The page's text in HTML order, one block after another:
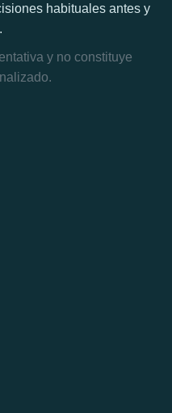
habituales antes y
y no constituye